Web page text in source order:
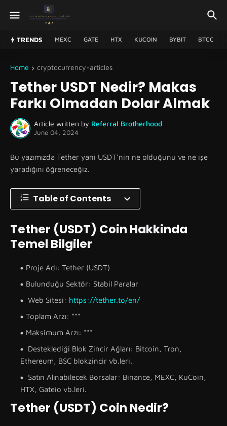
TRENDS MEXC GATE HTX KUCOIN BYBIT BTCC
Home cryptocurrency-articles
Tether USDT Nedir? Makas
Farkı Olmadan Dolar Almak
Article written by Referral Brotherhood
June 04, 2024
Bu yazımızda Tether yani USDT'nin ne olduğunu ve ne işe
yaradığını öğreneceğiz.
Table of Contents
Tether (USDT) Coin Hakkinda
Temel Bilgiler
Proje Adı: Tether (USDT)
Bulunduğu Sektör: Stabil Paralar
Web Sitesi: https://tether.to/en/
Toplam Arzı: ***
Maksimum Arzı: ***
Desteklediği Blok Zincir Ağları: Bitcoin, Tron,
Ethereum, BSC blokzincir vb.leri.
Satın Alınabilecek Borsalar: Binance, MEXC, KuCoin,
HTX, Gateio vb.leri.
Tether (USDT) Coin Nedir?